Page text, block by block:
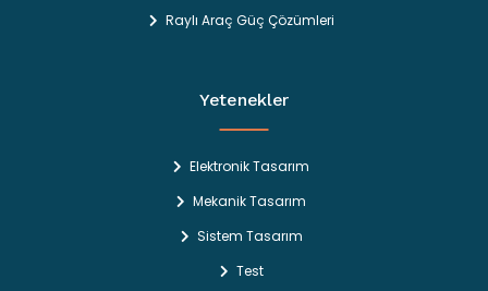
Raylı Araç Güç Çözümleri
Yetenekler
Elektronik Tasarım
Mekanik Tasarım
Sistem Tasarım
Test